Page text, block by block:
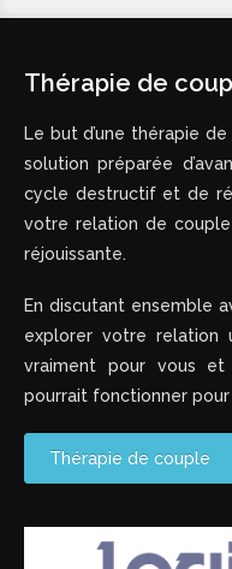
Thérapie de
Le but d’une thérapie
solution préparée
cycle destructif et de
votre relation de
réjouissante.
En discutant ensemble
explorer votre relation
vraiment pour vous et
pourrait fonctionner
Thérapie de couple